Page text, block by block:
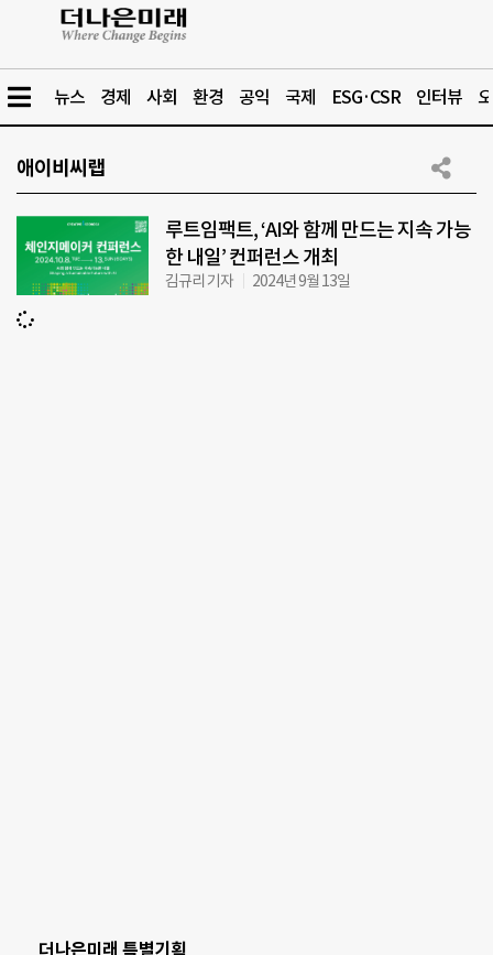
뉴스 경제 사회 환경 공익 국제 ESG·CSR 인터뷰
애이비씨랩
루트임팩트, ‘AI와 함께 만드는 지속 가능
한 내일’ 컨퍼런스 개최
김규리 기자 2024년 9월 13일
더나은미래 특별기획